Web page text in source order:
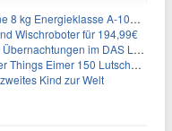
A-10% 1400 U/Min für 289,97€
Wischroboter für 194,99€
Sports Resort inkl. HP + Wellness ab 174€ p.P.
Eimer 150 Lutscher für 21,95€
Kind zur Welt